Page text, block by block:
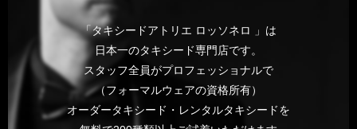
「タキシードアトリエ ロッソネロ 」は
日本一のタキシード専門店です。
スタッフ全員がプロフェッショナルで
（フォーマルウェアの資格所有）
オーダータキシード・レンタルタキシードを